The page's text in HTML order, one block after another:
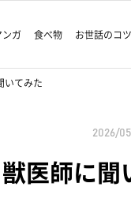
ガ 食べ物 お世話のコツ
いてみた
2026/
医師に聞